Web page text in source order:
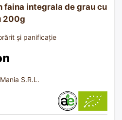
faina integrala de grau cu
200g
și panificație
S.R.L.